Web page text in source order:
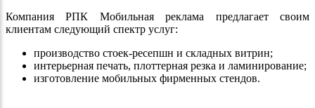
Компания РПК Мобильная реклама предлагает своим
клиентам следующий спектр услуг:
производство стоек-ресепшн и складных витрин;
интерьерная печать, плоттерная резка и ламинирование;
изготовление мобильных фирменных стендов.